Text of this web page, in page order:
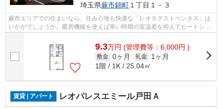
埼玉県蕨市錦町 １丁目１－３
蕨市エリアでの住まいなら、住み心地も快適な「レオネクストペンタス」は
いかがでしょうか。暖房機能を使えば寒い時期の室温差を抑えてヒートショ
ックを防げる浴室乾燥機を備え付けて...
9.3万円 (管理費等：6,000円 )
敷金 0ヶ月 礼金
1ヶ月
1階 / 1K / 25.04㎡
賃貸 | アパート レオパレスエミール戸田Ａ